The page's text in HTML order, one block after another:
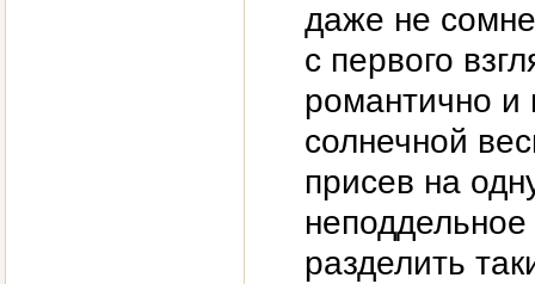
даже не
с первого
романтично и
солнечной
присев на
разделить